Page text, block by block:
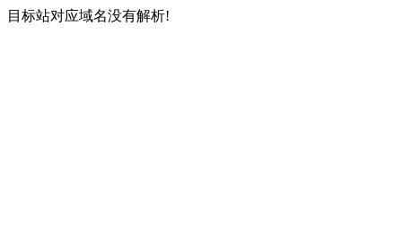
目标站对应域名没有解析!